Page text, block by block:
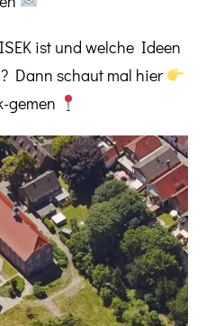
ist und welche Ideen
Dann schaut mal hier
gemen